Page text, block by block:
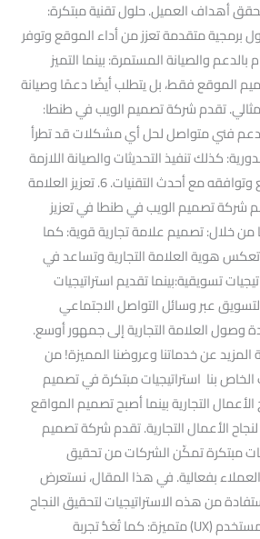
أهداف العميل. حلول تقنية مبتكرة:
برمجية متقدمة تعزز من أداء الموقع وتوفر
5. الاهتمام بالدعم والصيانة المستمرة: بينما التميز
الموقع فقط، بل يتطلب أيضًا دعمًا وصيانة
تقدم شركة تصميم الويب في طنطا:
دعم فني متواصل لحل أي مشكلات قد تطرأ
كذلك تنفيذ التحديثات والصيانة اللازمة
للحفاظ على أمان الموقع وتوافقه مع أحدث التقنيات. 6. تعزيز العلامة
شركة تصميم الويب في طنطا في تعزيز
من خلال: تصميم علامة تجارية قوية: كما
هوية العلامة التجارية وتساعد في
تسويقية:بينما تقديم استراتيجيات
عبر وسائل التواصل الاجتماعي
وصول العلامة التجارية إلى جمهور أوسع.
المزيد عن خدماتنا وعروضنا المميزة! من
بنا استراتيجيات مبتكرة في تصميم
الأعمال التجارية بينما أصبح تصميم المواقع
لنجاح الأعمال التجارية. تقدم شركة تصميم
مبتكرة تمكّن الشركات من تحقيق
بفعالية. في هذا المقال، نستعرض
من هذه الاستراتيجيات لتحقيق النجاح
الرقمي. .تصميم تجربة المستخدم (UX) متميزة: كما تُعَدُّ تجربة